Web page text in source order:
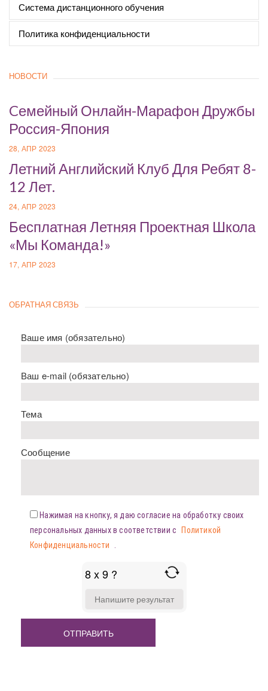
Система дистанционного обучения
Политика конфиденциальности
НОВОСТИ
Cемейный Онлайн-Марафон Дружбы
Россия-Япония
28, АПР 2023
Летний Английский Клуб Для Ребят 8-
12 Лет.
24, АПР 2023
Бесплатная Летняя Проектная Школа
«Мы Команда!»
17, АПР 2023
ОБРАТНАЯ СВЯЗЬ
Ваше имя (обязательно)
Ваш e-mail (обязательно)
Тема
Сообщение
Нажимая на кнопку, я даю согласие на обработку своих
персональных данных в соответствии с
Политикой
Конфиденциальности
8 x 9 ?
FOR
X